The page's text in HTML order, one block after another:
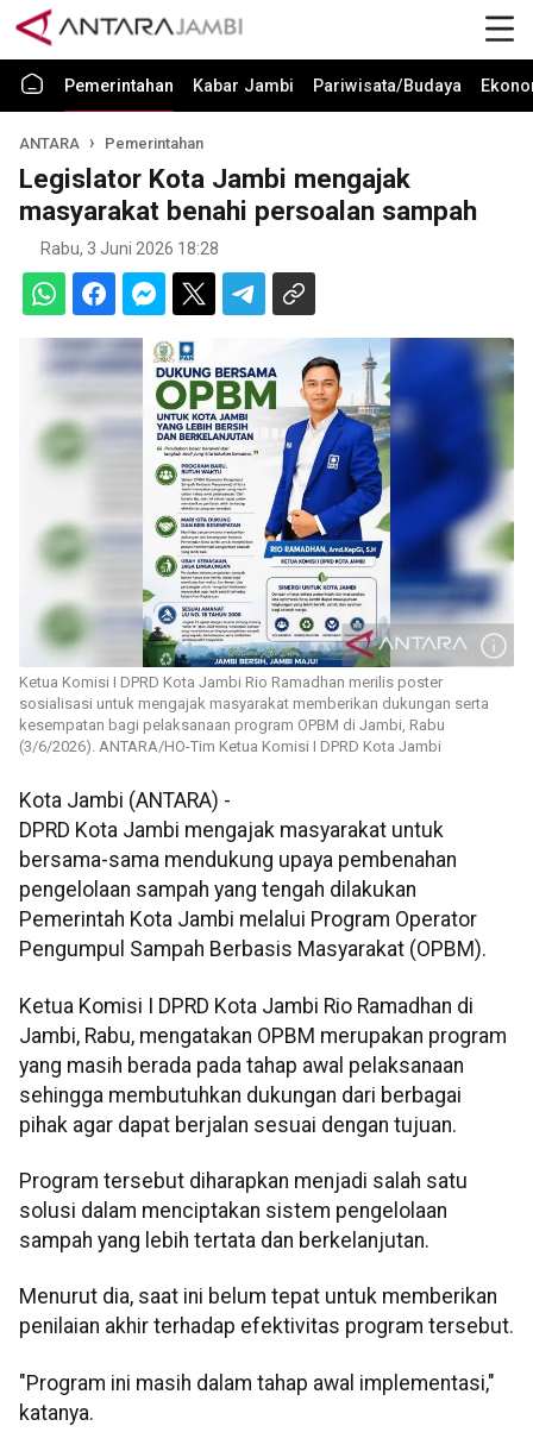
Pemerintahan Kabar Jambi Pariwisata/Budaya
ANTARA Pemerintahan
Legislator Kota Jambi mengajak
masyarakat benahi persoalan sampah
Rabu, 3 Juni 2026 18:28
Ketua Komisi I DPRD Kota Jambi Rio Ramadhan merilis poster
sosialisasi untuk mengajak masyarakat memberikan dukungan serta
kesempatan bagi pelaksanaan program OPBM di Jambi, Rabu
(3/6/2026). ANTARA/HO-Tim Ketua Komisi I DPRD Kota Jambi
Kota Jambi (ANTARA) -
DPRD Kota Jambi mengajak masyarakat untuk
bersama-sama mendukung upaya pembenahan
pengelolaan sampah yang tengah dilakukan
Pemerintah Kota Jambi melalui Program Operator
Pengumpul Sampah Berbasis Masyarakat (OPBM).
Ketua Komisi I DPRD Kota Jambi Rio Ramadhan di
Jambi, Rabu, mengatakan OPBM merupakan program
yang masih berada pada tahap awal pelaksanaan
sehingga membutuhkan dukungan dari berbagai
pihak agar dapat berjalan sesuai dengan tujuan.
Program tersebut diharapkan menjadi salah satu
solusi dalam menciptakan sistem pengelolaan
sampah yang lebih tertata dan berkelanjutan.
Menurut dia, saat ini belum tepat untuk memberikan
penilaian akhir terhadap efektivitas program tersebut.
"Program ini masih dalam tahap awal implementasi,"
katanya.